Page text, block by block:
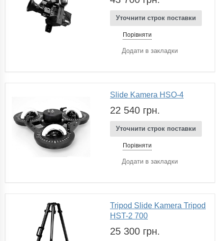
Уточнити строк поставки
Порівняти
Додати в закладки
Slide Kamera HSO-4
22 540 грн.
Уточнити строк поставки
Порівняти
Додати в закладки
Tripod Slide Kamera Tripod
HST-2 700
25 300 грн.